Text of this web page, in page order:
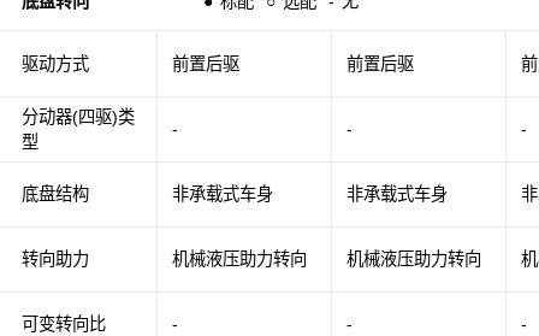
驱动方式
分动器(四驱)类
型
底盘结构
转向助力
可变转向比
前置后驱 前置后驱
- - -
非承载式车身 非承载式车身
机械液压助力转向 机械液压助力转向
- - -